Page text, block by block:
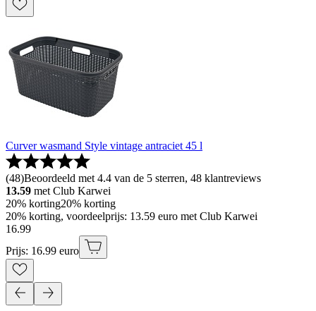
Curver wasmand Style vintage antraciet 45 l
(48)Beoordeeld met 4.4 van de 5 sterren, 48 klantreviews
13.59 met Club Karwei
20% korting20% korting
20% korting, voordeelprijs: 13.59 euro met Club Karwei
16.99
Prijs: 16.99 euro